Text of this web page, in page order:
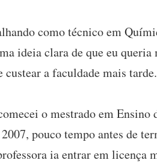
como técnico em
ideia clara de que eu queria
a faculdade mais tarde.
o mestrado em
pouco tempo antes de
ia entrar em licença